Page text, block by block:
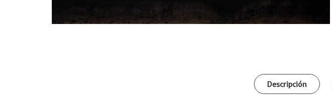
Descripción